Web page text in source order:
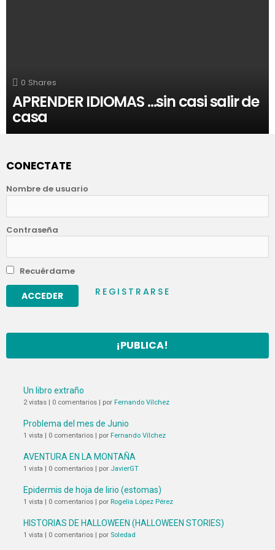
0 Shares
APRENDER IDIOMAS …sin casi salir de
casa
CONECTATE
Nombre de usuario
Contraseña
Recuérdame
REGISTRARSE
¡PUBLICA!
Un libro extraño
2 vistas 0 comentarios por Fernando Vílchez
Problema del mes de Junio
1 vista 0 comentarios por Fernando Vílchez
AVENTURA EN LA MONTAÑA
1 vista 0 comentarios por JavierGT
Epidermis de hoja de lirio (estomas)
1 vista 0 comentarios por Rogelia López Pérez
HISTORIAS DE HALLOWEEN (HALLOWEEN STORIES)
1 vista 0 comentarios por Soledad